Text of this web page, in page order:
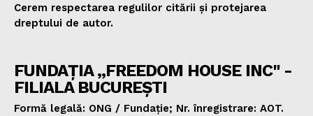
Cerem respectarea regulilor citării și protejarea
dreptului de autor.
FUNDAȚIA „FREEDOM HOUSE INC" -
FILIALA BUCUREȘTI
Formă legală: ONG / Fundație; Nr. înregistrare: AOT.